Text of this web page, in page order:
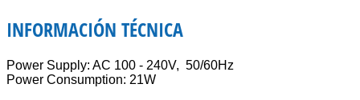
INFORMACIÓN TÉCNICA
Power Supply: AC 100 - 240V, 50/60Hz
Power Consumption: 21W